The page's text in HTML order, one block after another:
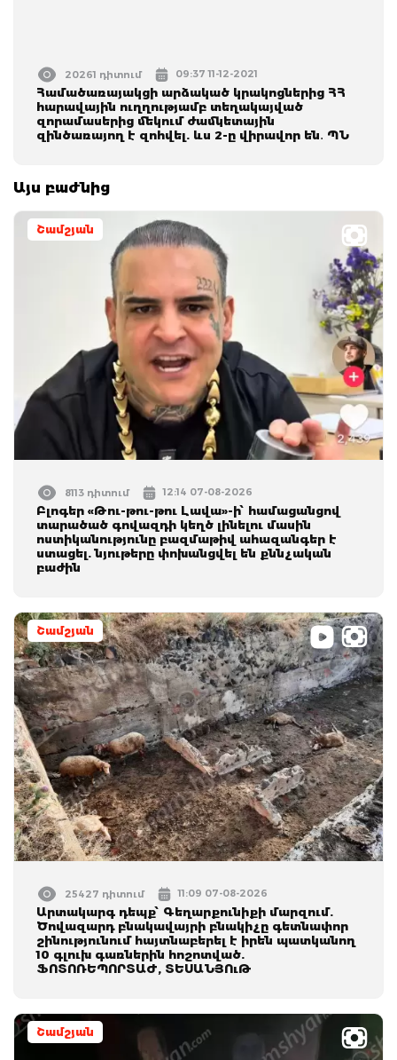
20261 դիտում 09:37 11-12-2021
Համածառայակցի արձակած կրակոցներից ՀՀ
հարավային ուղղությամբ տեղակայված
զորամասերից մեկում ժամկետային
զինծառայող է զոհվել. ևս 2-ը վիրավոր են․ ՊՆ
Այս բաժնից
Շամշյան
8113 դիտում 12:14 07-08-2026
Բլոգեր «Թու-թու-թու Լավա»-ի՝ համացանցով
տարածած գովազդի կեղծ լինելու մասին
ոստիկանությունը բազմաթիվ ահազանգեր է
ստացել. նյութերը փոխանցվել են քննչական
բաժին
Շամշյան
25427 դիտում 11:09 07-08-2026
Արտակարգ դեպք՝ Գեղարքունիքի մարզում.
Ծովազարդ բնակավայրի բնակիչը գետնափոր
շինությունում հայտնաբերել է իրեն պատկանող
10 գլուխ գառներին հոշոտված.
ՖՈՏՈՌԵՊՈՐՏԱԺ, ՏԵՍԱՆՅՈւԹ
Շամշյան